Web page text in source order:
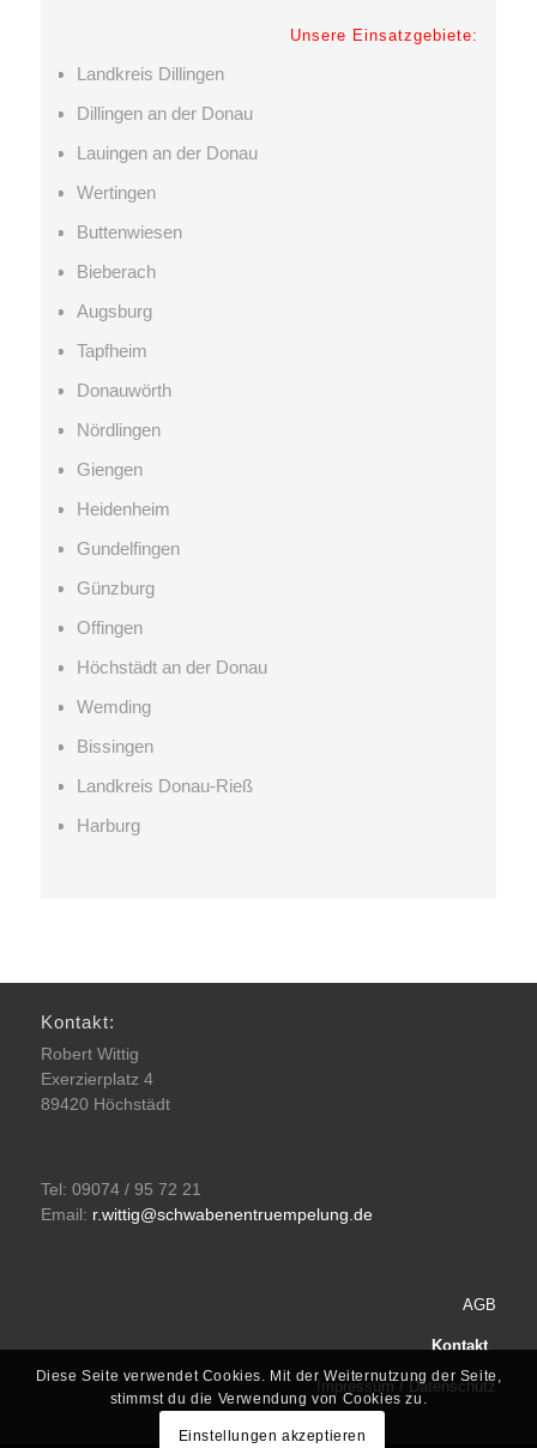
Unsere Einsatzgebiete:
Landkreis Dillingen
Dillingen an der Donau
Lauingen an der Donau
Wertingen
Buttenwiesen
Bieberach
Augsburg
Tapfheim
Donauwörth
Nördlingen
Giengen
Heidenheim
Gundelfingen
Günzburg
Offingen
Höchstädt an der Donau
Wemding
Bissingen
Landkreis Donau-Rieß
Harburg
Kontakt:
Robert Wittig
Exerzierplatz 4
89420 Höchstädt
Tel: 09074 / 95 72 21
Email: r.wittig@schwabenentruempelung.de
AGB
Kontakt
Impressum / Datenschutz
Diese Seite verwendet Cookies. Mit der Weiternutzung der Seite,
stimmst du die Verwendung von Cookies zu.
Einstellungen akzeptieren